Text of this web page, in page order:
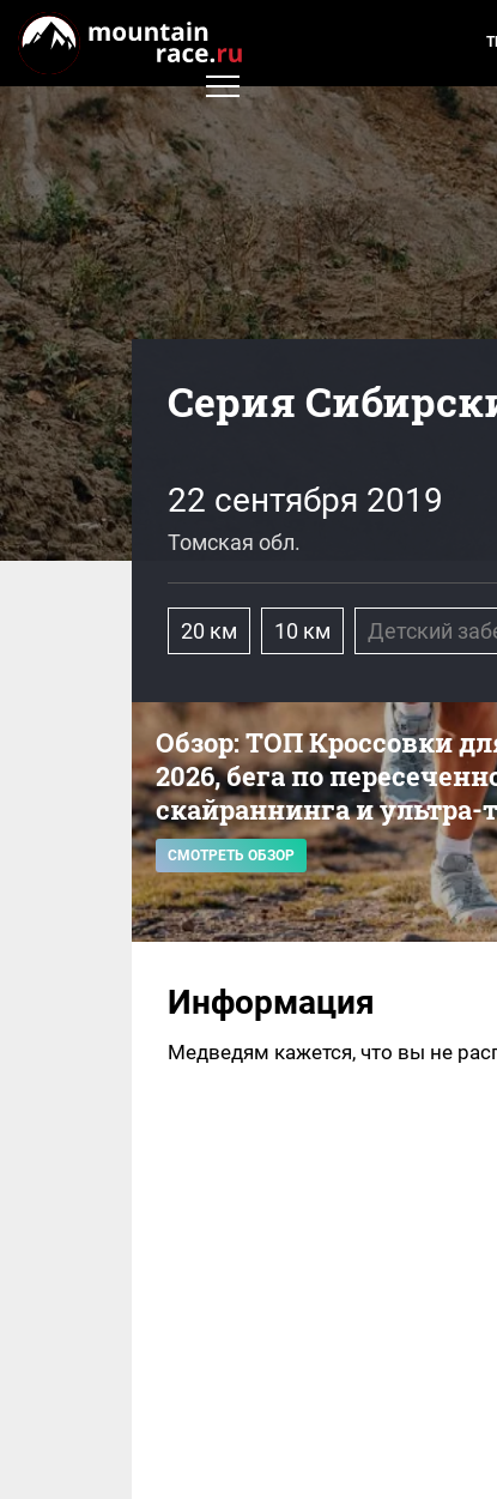
Серия
22 сентября 2019
Томская обл.
20 км 10 км Детский
Обзор: ТОП Кроссовки
2026, бега по
скайраннинга и ультра-
СМОТРЕТЬ ОБЗОР
Информация
Медведям кажется, что вы не